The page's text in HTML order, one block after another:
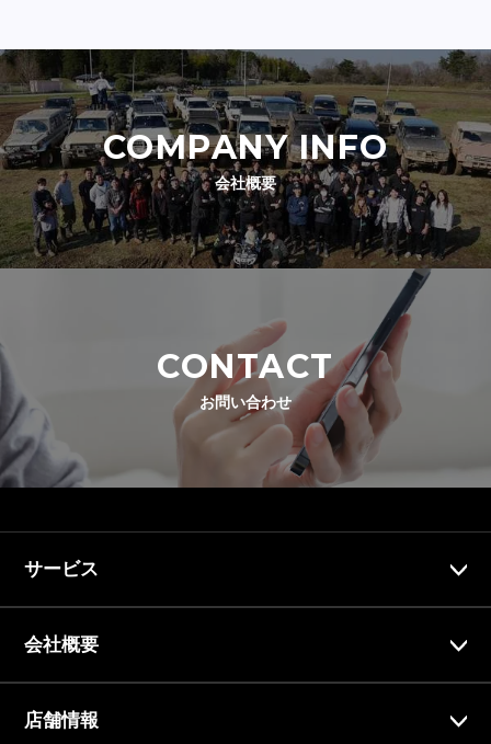
COMPANY INFO
会社概要
CONTACT
お問い合わせ
サービス
会社概要
店舗情報